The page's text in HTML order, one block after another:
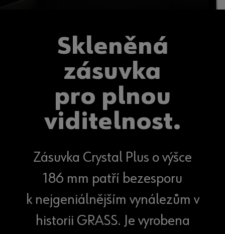
Skleněná
zásuvka
pro plnou
viditelnost.
Zásuvka Crystal Plus o výšce
186 mm patří bezesporu
k nejgeniálnějším vynálezům v
historii GRASS. Je vyrobena